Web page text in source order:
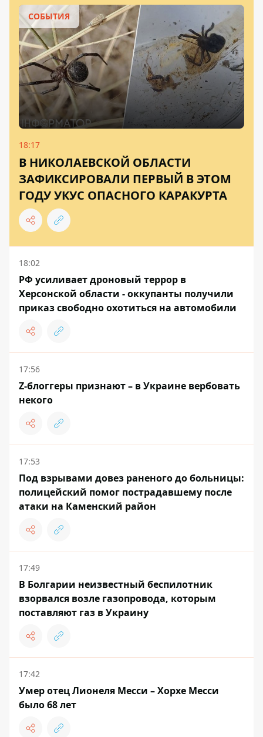
СОБЫТИЯ
18:17
В НИКОЛАЕВСКОЙ ОБЛАСТИ
ЗАФИКСИРОВАЛИ ПЕРВЫЙ В ЭТОМ
ГОДУ УКУС ОПАСНОГО КАРАКУРТА
18:02
РФ усиливает дроновый террор в
Херсонской области - оккупанты получили
приказ свободно охотиться на автомобили
17:56
Z-блоггеры признают – в Украине вербовать
некого
17:53
Под взрывами довез раненого до больницы:
полицейский помог пострадавшему после
атаки на Каменский район
17:49
В Болгарии неизвестный беспилотник
взорвался возле газопровода, которым
поставляют газ в Украину
17:42
Умер отец Лионеля Месси – Хорхе Месси
было 68 лет